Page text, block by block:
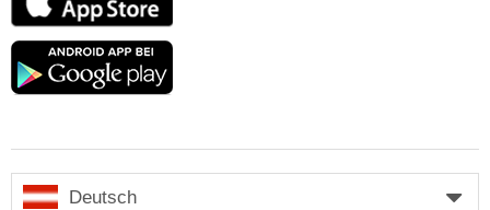
Store
Google
Deutsch